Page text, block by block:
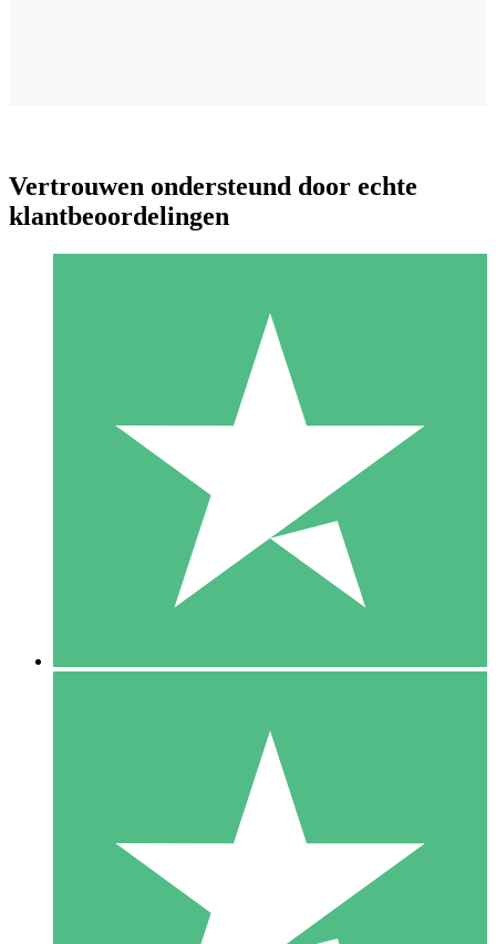
Individuele Creditpakketten
Betaal per gebruik met downloadtegoeden. Geen maandelijkse
1000
10 Downloaden
20 00
Vertrouwen ondersteund door echte
klantbeoordelingen